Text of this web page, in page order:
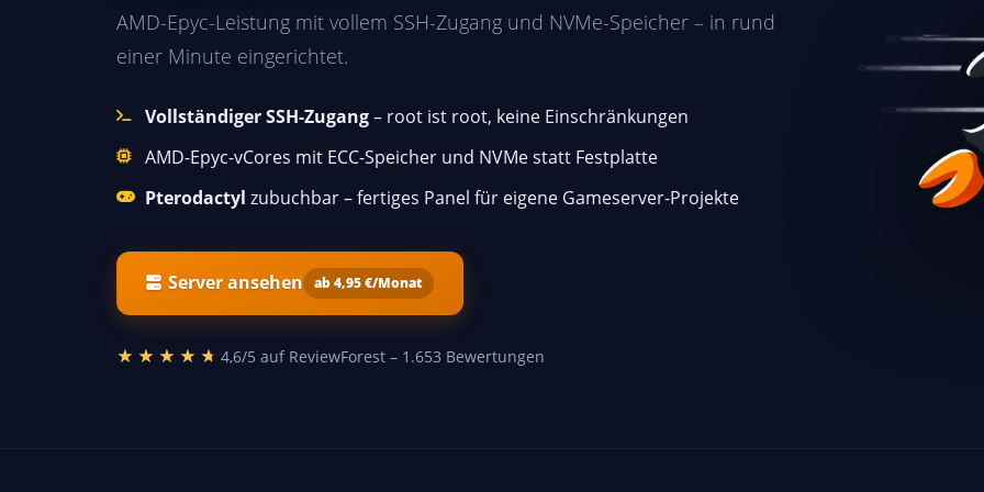
Sonderposten Server ohne
COLOCATION
Eigene Hardware einstellen
AMD-Epyc-Leistung mit vollem SSH-Zugang und NVMe-Speicher – in rund
einer Minute eingerichtet.
Vollständiger SSH-Zugang– root ist root, keine Einschränkungen
AMD-Epyc-vCores mit ECC-Speicher und NVMe statt Festplatte
Pterodactyl zubuchbar – fertiges Panel für eigene Gameserver-Projekte
Server ansehen ab 4,95 €/Monat
★★★★★
★★★★★ 4,6/5 auf ReviewForest – 1.653 Bewertungen